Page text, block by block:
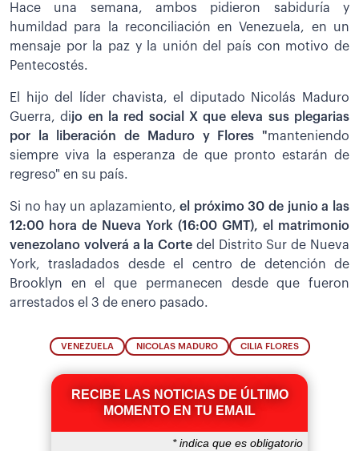
Hace una semana, ambos pidieron sabiduría y
humildad para la reconciliación en Venezuela, en un
mensaje por la paz y la unión del país con motivo de
Pentecostés.
El hijo del líder chavista, el diputado Nicolás Maduro
Guerra, dijo en la red social X que eleva sus plegarias
por la liberación de Maduro y Flores "manteniendo
siempre viva la esperanza de que pronto estarán de
regreso" en su país.
Si no hay un aplazamiento,el próximo 30 de junio a las
12:00 hora de Nueva York (16:00 GMT), el matrimonio
venezolano volverá a la Corte del Distrito Sur de Nueva
York, trasladados desde el centro de detención de
Brooklyn en el que permanecen desde que fueron
arrestados el 3 de enero pasado.
VENEZUELA NICOLAS MADURO CILIA FLORES
RECIBE LAS NOTICIAS DE ÚLTIMO
MOMENTO EN TU EMAIL
*indica que es obligatorio